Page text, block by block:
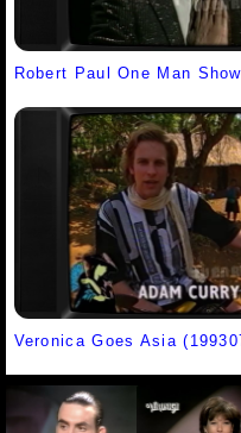
Robert Paul One Man
Veronica Goes Asia